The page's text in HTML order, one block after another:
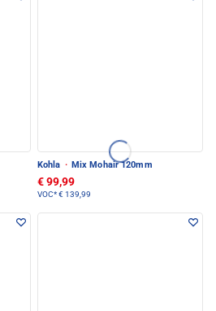
Kohla · Mix Mohair 120mm
€ 99,99
VOC*€ 139,99